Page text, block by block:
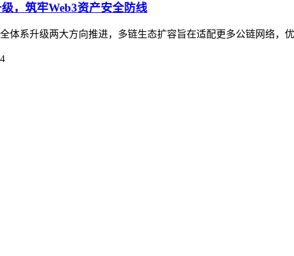
，筑牢Web3资产安全防线
体系升级两大方向推进，多链生态扩容旨在适配更多公链网络，